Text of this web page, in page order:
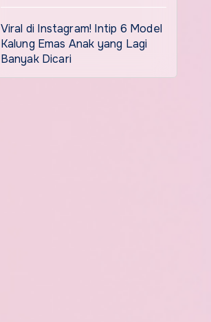
Viral di Instagram! Intip 6 Model
Kalung Emas Anak yang Lagi
Banyak Dicari